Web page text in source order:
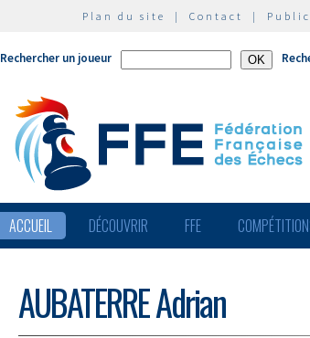
Plan du site | Contact |
Rechercher un joueur
ACCUEIL DÉCOUVRIR FFE
AUBATERRE Adrian